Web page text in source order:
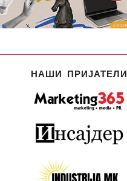
НАШИ ПРИЈАТЕЛИ